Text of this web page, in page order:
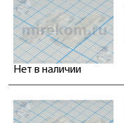
Нет в наличии